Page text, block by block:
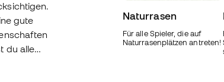
gute
du alle
Naturrasen
Für alle Spieler, die auf
Naturrasenplätzen antreten!